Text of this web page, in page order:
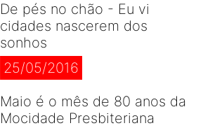
De pés no chão - Eu vi
cidades nascerem dos
sonhos
25/05/2016
Maio é o mês de 80 anos da
Mocidade Presbiteriana